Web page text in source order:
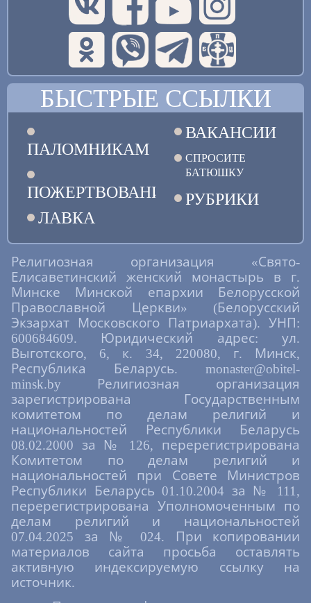
БЫСТРЫЕ ССЫЛКИ
ПАЛОМНИКАМ
ПОЖЕРТВОВАНИЯ
ЛАВКА
ВАКАНСИИ
СПРОСИТЕ
БАТЮШКУ
РУБРИКИ
Религиозная организация «Свято-
Елисаветинский женский монастырь в г.
Минске Минской епархии Белорусской
Православной Церкви» (Белорусский
Экзархат Московского Патриархата). УНП:
600684609. Юридический адрес: ул.
Выготского, 6, к. 34, 220080, г. Минск,
Республика Беларусь. monaster@obitel-
minsk.by Религиозная организация
зарегистрирована Государственным
комитетом по делам религий и
национальностей Республики Беларусь
08.02.2000 за № 126, перерегистрирована
Комитетом по делам религий и
национальностей при Совете Министров
Республики Беларусь 01.10.2004 за № 111,
перерегистрирована Уполномоченным по
делам религий и национальностей
07.04.2025 за № 024. При копировании
материалов сайта просьба оставлять
активную индексируемую ссылку на
источник.